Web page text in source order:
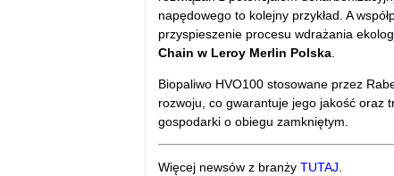
napędowego to kolejny przykład. A
przyspieszenie procesu wdrażania
Chain w Leroy Merlin Polska.
Biopaliwo HVO100 stosowane przez
rozwoju, co gwarantuje jego jakość oraz
gospodarki o obiegu zamkniętym.
Więcej newsów z branży TUTAJ